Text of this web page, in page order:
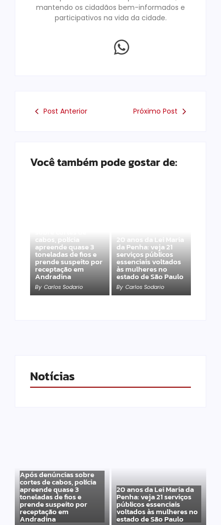
mantendo os cidadãos bem-informados e
participativos na vida da cidade.
Post Anterior Próximo Post
Você também pode gostar de:
cabos, polícia
apreende quase 3
toneladas de fios e
prende suspeito por
receptação em
Andradina
By Carlos Sodario
20 anos da Lei Maria
da Penha: veja 21
serviços públicos
essenciais voltados
às mulheres no
estado de São Paulo
By Carlos Sodario
Notícias
Após denúncias sobre
cortes de cabos, polícia
apreende quase 3
toneladas de fios e
prende suspeito por
receptação em
Andradina
20 anos da Lei Maria da
Penha: veja 21 serviços
públicos essenciais
voltados às mulheres no
estado de São Paulo